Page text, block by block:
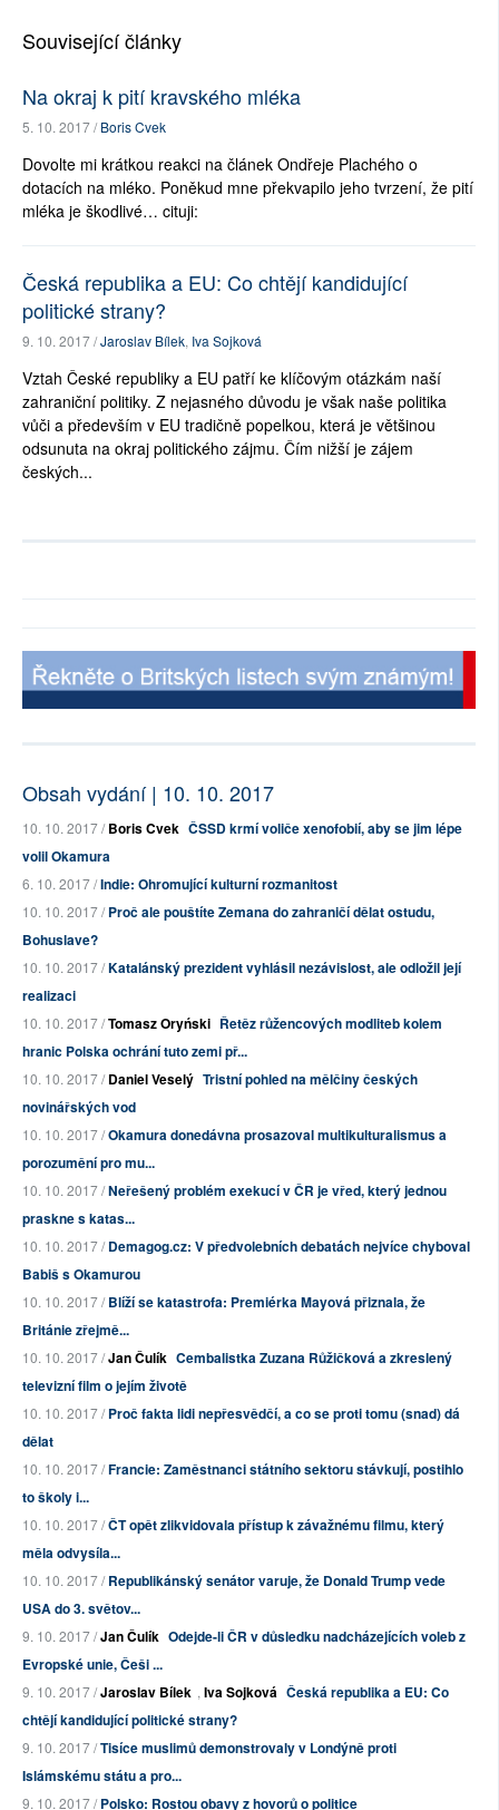
Související články
Na okraj k pití kravského mléka
5. 10. 2017 /Boris Cvek
Dovolte mi krátkou reakci na článek Ondřeje Plachého o
dotacích na mléko. Poněkud mne překvapilo jeho tvrzení, že pití
mléka je škodlivé… cituji:
Česká republika a EU: Co chtějí kandidující
politické strany?
9. 10. 2017 /Jaroslav Bílek, Iva Sojková
Vztah České republiky a EU patří ke klíčovým otázkám naší
zahraniční politiky. Z nejasného důvodu je však naše politika
vůči a především v EU tradičně popelkou, která je většinou
odsunuta na okraj politického zájmu. Čím nižší je zájem
českých...
Obsah vydání | 10. 10. 2017
10. 10. 2017 /Boris Cvek ČSSD krmí voliče xenofobií, aby se jim lépe
volil Okamura
6. 10. 2017 /Indie: Ohromující kulturní rozmanitost
10. 10. 2017 /Proč ale pouštíte Zemana do zahraničí dělat ostudu,
Bohuslave?
10. 10. 2017 /Katalánský prezident vyhlásil nezávislost, ale odložil její
realizaci
10. 10. 2017 /Tomasz Oryński Řetěz růžencových modliteb kolem
hranic Polska ochrání tuto zemi př...
10. 10. 2017 /Daniel Veselý Tristní pohled na mělčiny českých
novinářských vod
10. 10. 2017 /Okamura donedávna prosazoval multikulturalismus a
porozumění pro mu...
10. 10. 2017 /Neřešený problém exekucí v ČR je vřed, který jednou
praskne s katas...
10. 10. 2017 /Demagog.cz: V předvolebních debatách nejvíce chyboval
Babiš s Okamurou
10. 10. 2017 /Blíží se katastrofa: Premiérka Mayová přiznala, že
Británie zřejmě...
10. 10. 2017 /Jan Čulík Cembalistka Zuzana Růžičková a zkreslený
televizní film o jejím životě
10. 10. 2017 /Proč fakta lidi nepřesvědčí, a co se proti tomu (snad) dá
dělat
10. 10. 2017 /Francie: Zaměstnanci státního sektoru stávkují, postihlo
to školy i...
10. 10. 2017 /ČT opět zlikvidovala přístup k závažnému filmu, který
měla odvysíla...
10. 10. 2017 /Republikánský senátor varuje, že Donald Trump vede
USA do 3. světov...
9. 10. 2017 /Jan Čulík Odejde-li ČR v důsledku nadcházejících voleb z
Evropské unie, Češi ...
9. 10. 2017 /Jaroslav Bílek , Iva Sojková Česká republika a EU: Co
chtějí kandidující politické strany?
9. 10. 2017 /Tisíce muslimů demonstrovaly v Londýně proti
Islámskému státu a pro...
9. 10. 2017 /Polsko: Rostou obavy z hovorů o politice